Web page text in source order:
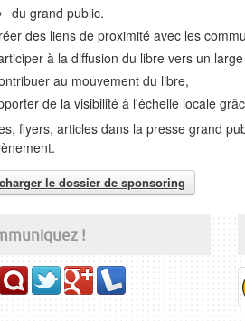
du grand public.
des liens de proximité avec les
à la diffusion du libre vers un
au mouvement du libre,
de la visibilité à l'échelle locale
flyers, articles dans la presse grand
le dossier de sponsoring
!